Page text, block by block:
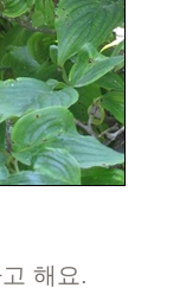
해요.